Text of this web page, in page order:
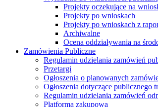
Projekty oczekujące na
Projekty po wnioskach
Projekty po wnioskach z
Archiwalne
Ocena oddziaływania na
Zamówienia Publiczne
Regulamin udzielania zamówień
Przetargi
Ogłoszenia o planowanych
Ogłoszenia dotyczące publicznego
Regulamin udzielania zamówień
Platforma zakupowa